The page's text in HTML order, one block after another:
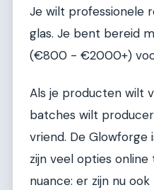
Je wilt professionele
glas. Je bent bereid
(€800 - €2000+)
Als je producten wilt
batches wilt
vriend. De Glowforge
zijn veel opties online
nuance: er zijn nu